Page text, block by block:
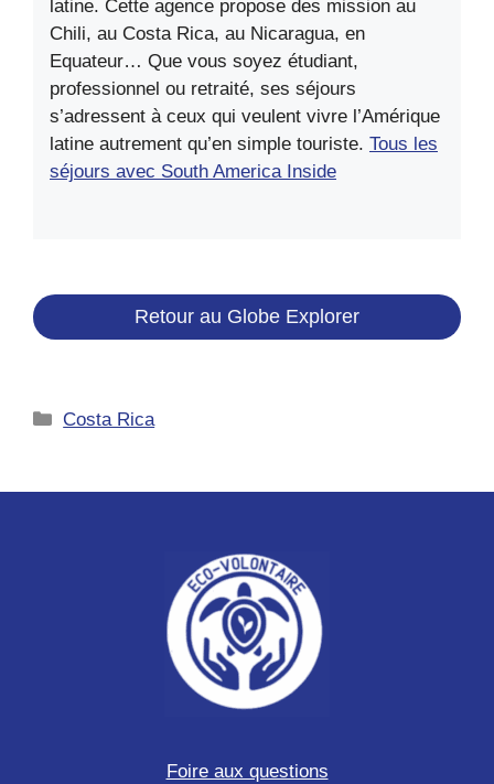
latine. Cette agence propose des mission au
Chili, au Costa Rica, au Nicaragua, en
Equateur… Que vous soyez étudiant,
professionnel ou retraité, ses séjours
s’adressent à ceux qui veulent vivre l’Amérique
latine autrement qu’en simple touriste. Tous les
séjours avec South America Inside
Retour au Globe Explorer
Catégories
Costa Rica
Foire aux questions